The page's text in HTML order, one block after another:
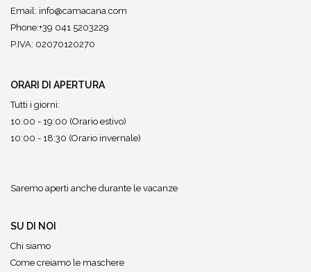
Email: info@camacana.com
Phone:+39 041 5203229
P.IVA: 02070120270
ORARI DI APERTURA
Tutti i giorni:
10:00 - 19:00 (Orario estivo)
10:00 - 18:30 (Orario invernale)
Saremo aperti anche durante le vacanze
SU DI NOI
Chi siamo
Come creiamo le maschere